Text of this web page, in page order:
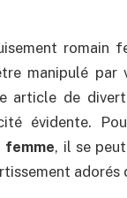
romain
manipulé par
article de
évidente.
, il se
adorés